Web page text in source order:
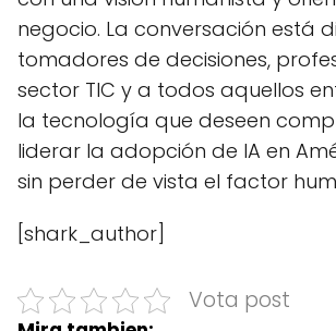
negocio. La conversación está
tomadores de decisiones,
sector TIC y a todos aquellos
la tecnología que deseen
liderar la adopción de IA en
sin perder de vista el factor
[shark_author]
Vota post